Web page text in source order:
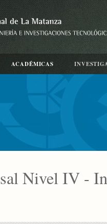
ACADÉMICAS
Nivel IV -